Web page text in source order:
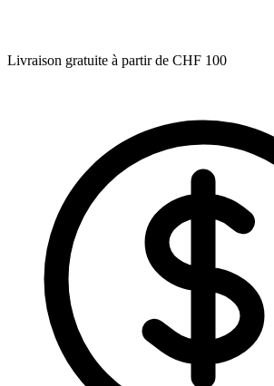
Livraison gratuite à partir de CHF 100